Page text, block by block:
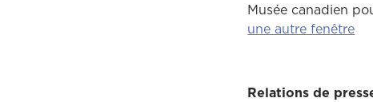
Musée canadien
une autre fenêtre
Relations de